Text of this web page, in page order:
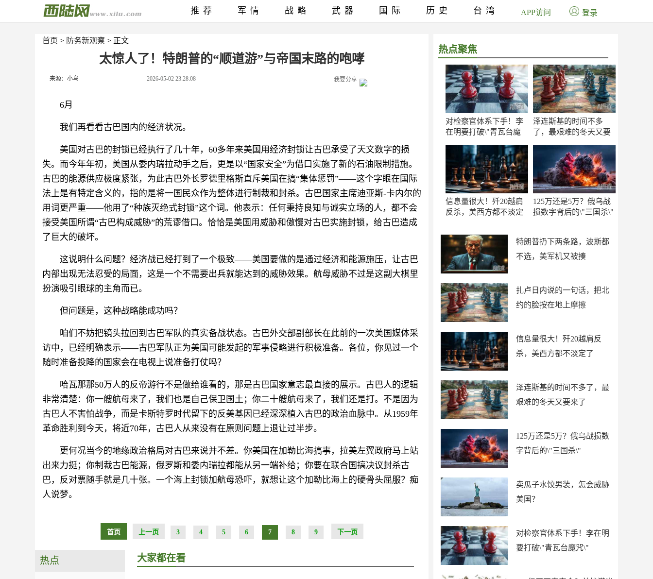
首页 > 防务新观察 > 正文
太惊人了！特朗普的“顺道游”与帝国末路的咆哮
来源：小鸟 2026-05-02 23:28:08 我要分享
6月
我们再看看古巴国内的经济状况。
美国对古巴的封锁已经执行了几十年，60多年来美国用经济封锁让古巴承受了天文数字的损
失。而今年年初，美国从委内瑞拉动手之后，更是以“国家安全”为借口实施了新的石油限制措施。
古巴的能源供应极度紧张，为此古巴外长罗德里格斯直斥美国在搞“集体惩罚”——这个字眼在国际
法上是有特定含义的，指的是将一国民众作为整体进行制裁和封杀。古巴国家主席迪亚斯-卡内尔的
用词更严重——他用了“种族灭绝式封锁”这个词。他表示：任何秉持良知与诚实立场的人，都不会
接受美国所谓“古巴构成威胁”的荒谬借口。恰恰是美国用威胁和傲慢对古巴实施封锁，给古巴造成
了巨大的破坏。
这说明什么问题？经济战已经打到了一个极致——美国要做的是通过经济和能源施压，让古巴
内部出现无法忍受的局面，这是一个不需要出兵就能达到的威胁效果。航母威胁不过是这副大棋里
扮演吸引眼球的主角而已。
但问题是，这种战略能成功吗？
咱们不妨把镜头拉回到古巴军队的真实备战状态。古巴外交部副部长在此前的一次美国媒体采
访中，已经明确表示——古巴军队正为美国可能发起的军事侵略进行积极准备。各位，你见过一个
随时准备投降的国家会在电视上说准备打仗吗？
哈瓦那那50万人的反帝游行不是做给谁看的，那是古巴国家意志最直接的展示。古巴人的逻辑
非常清楚：你一艘航母来了，我们也是自己保卫国土；你二十艘航母来了，我们还是打。不是因为
古巴人不害怕战争，而是卡斯特罗时代留下的反美基因已经深深植入古巴的政治血脉中。从1959年
革命胜利到今天，将近70年，古巴人从来没有在原则问题上退让过半步。
更何况当今的地缘政治格局对古巴来说并不差。你美国在加勒比海搞事，拉美左翼政府马上站
出来力挺；你制裁古巴能源，俄罗斯和委内瑞拉都能从另一端补给；你要在联合国搞决议封杀古
巴，反对票随手就是几十张。一个海上封锁加航母恐吓，就想让这个加勒比海上的硬骨头屈服？痴
人说梦。
首页 上一页 3 4 5 6 7 8 9 下一页
热点聚焦
对检察官体系下手！李
在明要打破\"青瓦台魔
泽连斯基的时间不多
了，最艰难的冬天又要
信息量很大！歼20越肩
反杀，美西方都不淡定
125万还是5万？俄乌战
损数字背后的\"三国杀\"
特朗普扔下两条路，波斯都
不选，美军机又被揍
扎卢日内说的一句话，把北
约的脸按在地上摩擦
信息量很大！歼20越肩反
杀，美西方都不淡定了
泽连斯基的时间不多了，最
艰难的冬天又要来了
125万还是5万？俄乌战损数
字背后的\"三国杀\"
卖瓜子水饺男装，怎会威胁
美国？
对检察官体系下手！李在明
要打破\"青瓦台魔咒\"
推荐 军情 战略 武器 国际 历史 台湾 APP访问 登录
热点 大家都在看